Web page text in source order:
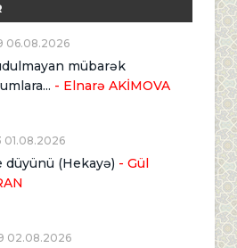
06.08.2026
mübarək
- Elnarə AKİMOVA
01.08.2026
düyünü (Hekayə) - Gül
02.08.2026